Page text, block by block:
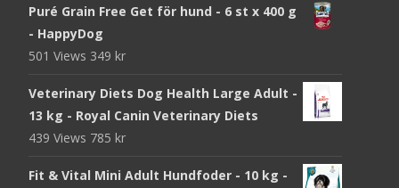
Puré Grain Free Get för hund - 6 st x 400 g
- HappyDog
501 Views 349 kr
Veterinary Diets Dog Health Large Adult -
13 kg - Royal Canin Veterinary Diets
439 Views 785 kr
Fit & Vital Mini Adult Hundfoder - 10 kg -